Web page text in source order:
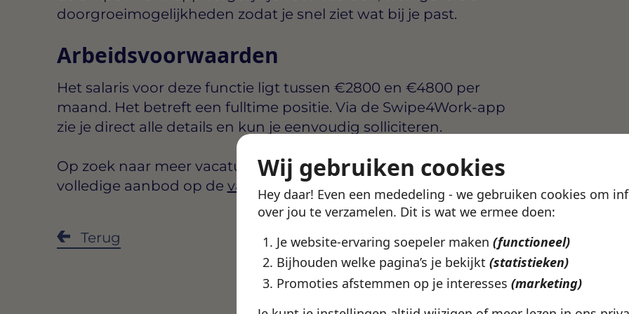
Wij gebruiken cookies
Hey daar! Even een mededeling - we gebruiken cookies om
over jou te verzamelen. Dit is wat we ermee doen:
Je website-ervaring soepeler maken (functioneel)
Bijhouden welke pagina’s je bekijkt (statistieken)
Promoties afstemmen op je interesses (marketing)
doorgroeimogelijkheden zodat je snel ziet wat bij je past.
Arbeidsvoorwaarden
Het salaris voor deze functie ligt tussen €2800 en €4800 per
maand. Het betreft een fulltime positie. Via de Swipe4Work-app
zie je direct alle details en kun je eenvoudig solliciteren.
Op zoek naar meer vacatures in Groningen? Bekijk het
volledige aanbod op de vacatures Groningen pagina.
Terug Deel deze vacature